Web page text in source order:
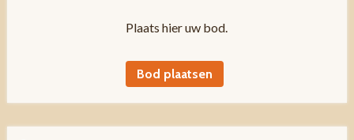
Plaats hier uw bod.
Bod plaatsen